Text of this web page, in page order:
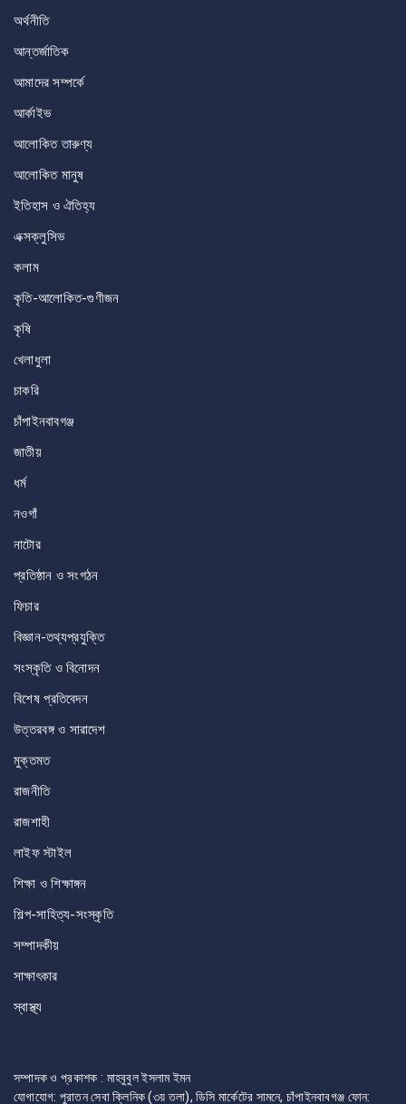
অর্থনীতি
আন্তর্জাতিক
আমাদের সম্পর্কে
আর্কাইভ
আলোকিত তারুণ্য
আলোকিত মানুষ
ইতিহাস ও ঐতিহ্য
এক্সক্লুসিভ
কলাম
কৃতি-আলোকিত-গুণীজন
কৃষি
খেলাধুলা
চাকরি
চাঁপাইনবাবগঞ্জ
জাতীয়
ধর্ম
নওগাঁ
নাটোর
প্রতিষ্ঠান ও সংগঠন
ফিচার
বিজ্ঞান-তথ্যপ্রযুক্তি
সংস্কৃতি ও বিনোদন
বিশেষ প্রতিবেদন
উত্তরবঙ্গ ও সারাদেশ
মুক্তমত
রাজনীতি
রাজশাহী
লাইফ স্টাইল
শিক্ষা ও শিক্ষাঙ্গন
শিল্প-সাহিত্য-সংস্কৃতি
সম্পাদকীয়
সাক্ষাৎকার
স্বাস্থ্য
সম্পাদক ও প্রকাশক : মাহবুবুল ইসলাম ইমন
যোগাযোগ: পুরাতন সেবা ক্লিনিক (৩য় তলা), ডিসি মার্কেটের সামনে, চাঁপাইনবাবগঞ্জ ফোন: